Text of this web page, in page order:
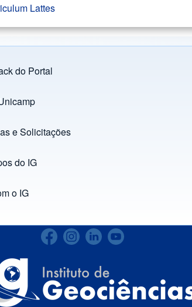
Lattes
menu
do Portal
new tab)
e Solicitações
new tab)
do IG
new tab)
o IG